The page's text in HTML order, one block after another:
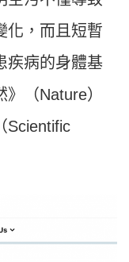
化，而且短暫
疾病的身體基
（Nature）
Scientific